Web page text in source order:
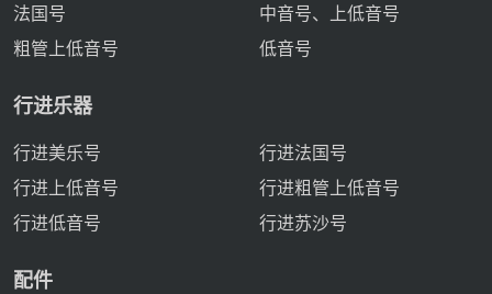
法国号
中音号、上低音号
粗管上低音号
低音号
行进乐器
行进美乐号
行进法国号
行进上低音号
行进粗管上低音号
行进低音号
行进苏沙号
配件